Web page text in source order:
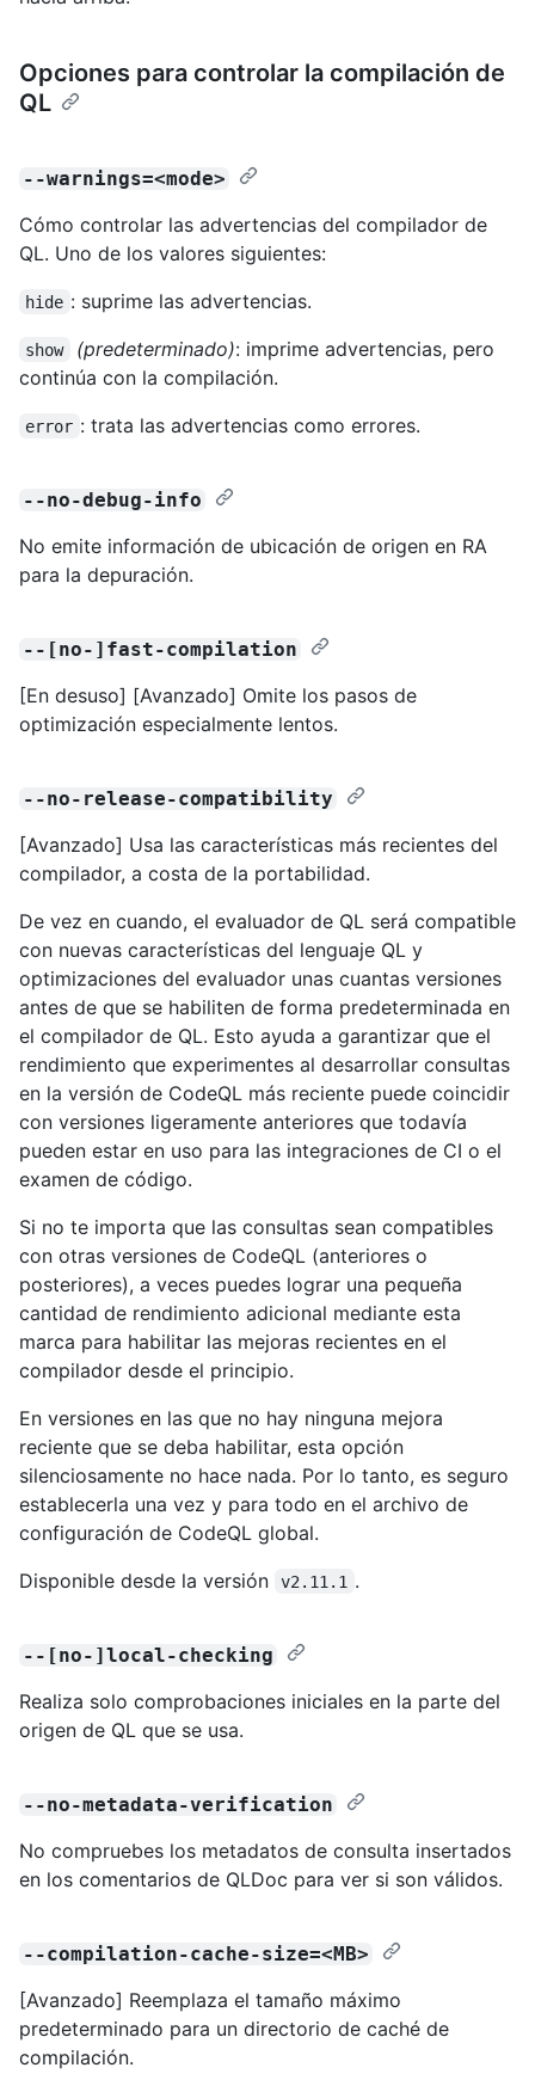
Opciones para controlar la compilación de
QL
--warnings=<mode>
Cómo controlar las advertencias del compilador de
QL. Uno de los valores siguientes:
hide : suprime las advertencias.
show (predeterminado): imprime advertencias, pero
continúa con la compilación.
error : trata las advertencias como errores.
--no-debug-info
No emite información de ubicación de origen en RA
para la depuración.
--[no-]fast-compilation
[En desuso] [Avanzado] Omite los pasos de
optimización especialmente lentos.
--no-release-compatibility
[Avanzado] Usa las características más recientes del
compilador, a costa de la portabilidad.
De vez en cuando, el evaluador de QL será compatible
con nuevas características del lenguaje QL y
optimizaciones del evaluador unas cuantas versiones
antes de que se habiliten de forma predeterminada en
el compilador de QL. Esto ayuda a garantizar que el
rendimiento que experimentes al desarrollar consultas
en la versión de CodeQL más reciente puede coincidir
con versiones ligeramente anteriores que todavía
pueden estar en uso para las integraciones de CI o el
examen de código.
Si no te importa que las consultas sean compatibles
con otras versiones de CodeQL (anteriores o
posteriores), a veces puedes lograr una pequeña
cantidad de rendimiento adicional mediante esta
marca para habilitar las mejoras recientes en el
compilador desde el principio.
En versiones en las que no hay ninguna mejora
reciente que se deba habilitar, esta opción
silenciosamente no hace nada. Por lo tanto, es seguro
establecerla una vez y para todo en el archivo de
configuración de CodeQL global.
Disponible desde la versión
v2.11.1 .
--[no-]local-checking
Realiza solo comprobaciones iniciales en la parte del
origen de QL que se usa.
--no-metadata-verification
No compruebes los metadatos de consulta insertados
en los comentarios de QLDoc para ver si son válidos.
--compilation-cache-size=<MB>
[Avanzado] Reemplaza el tamaño máximo
predeterminado para un directorio de caché de
compilación.